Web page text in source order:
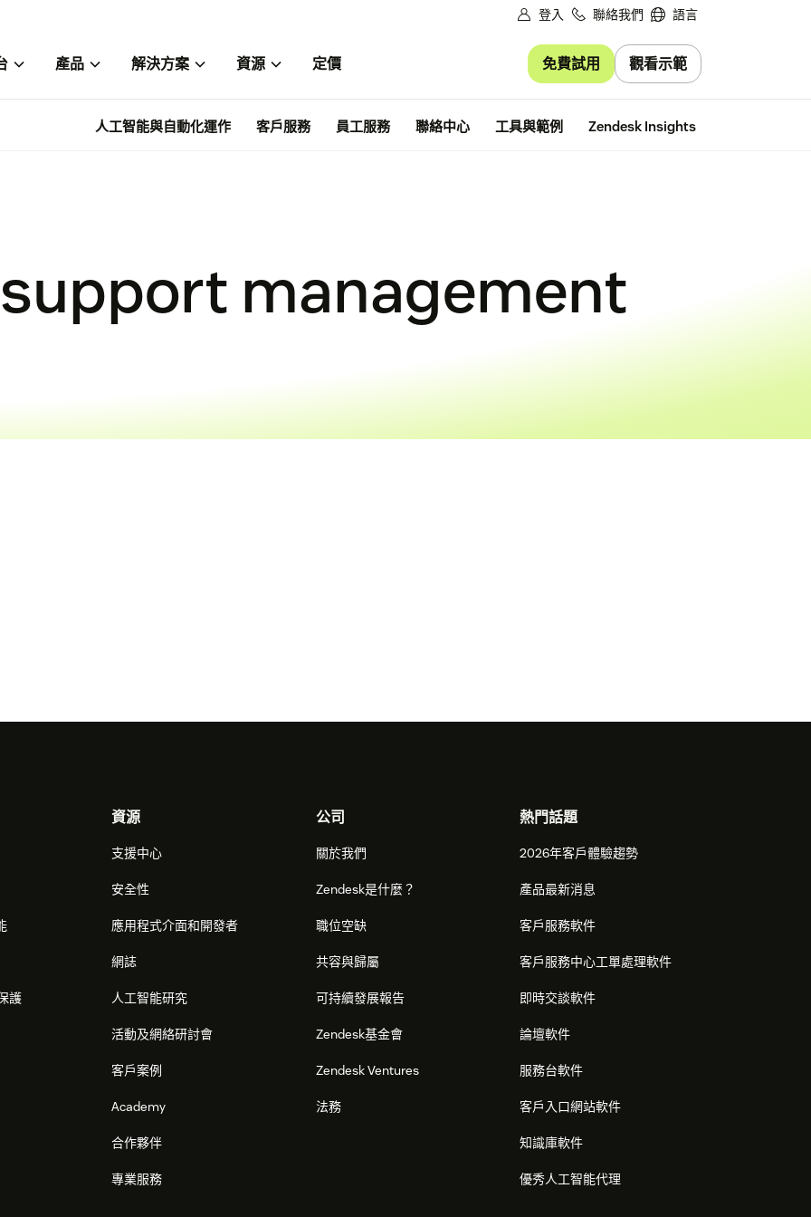
登入 聯絡我們 語言
產品 解決方案 資源 定價 免費試用 觀看示範
人工智能與自動化運作 客戶服務 員工服務 聯絡中心 工具與範例 Zendesk Insights
management
護
資源
支援中心
安全性
應用程式介面和開發者
網誌
人工智能研究
活動及網絡研討會
客戶案例
Academy
合作夥伴
專業服務
公司
關於我們
Zendesk是什麼？
職位空缺
共容與歸屬
可持續發展報告
Zendesk基金會
Zendesk Ventures
法務
熱門話題
2026年客戶體驗趨勢
產品最新消息
客戶服務軟件
客戶服務中心工單處理軟件
即時交談軟件
論壇軟件
服務台軟件
客戶入口網站軟件
知識庫軟件
優秀人工智能代理